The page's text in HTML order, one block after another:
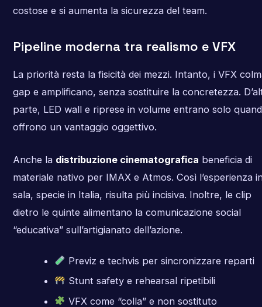
costose e si aumenta la sicurezza del team.
Pipeline moderna tra realismo e VFX
La priorità resta la fisicità dei mezzi. Intanto, i VFX
gap e amplificano, senza sostituire la concretezza.
parte, LED wall e riprese in volume entrano solo
offrono un vantaggio oggettivo.
Anche la distribuzione cinematografica beneficia di
materiale nativo per IMAX e Atmos. Così l’esperienza
sala, specie in Italia, risulta più incisiva. Inoltre, le clip
dietro le quinte alimentano la comunicazione social
“educativa” sull’artigianato dell’azione.
Previz e techvis per sincronizzare reparti
Stunt safety e rehearsal ripetibili
VFX come “colla” e non sostituto